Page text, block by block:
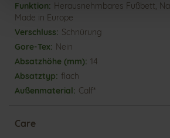
Herausnehmbares Fußbett,
Made in Europe
Schnürung
Nein
14
flach
Calf*
Care